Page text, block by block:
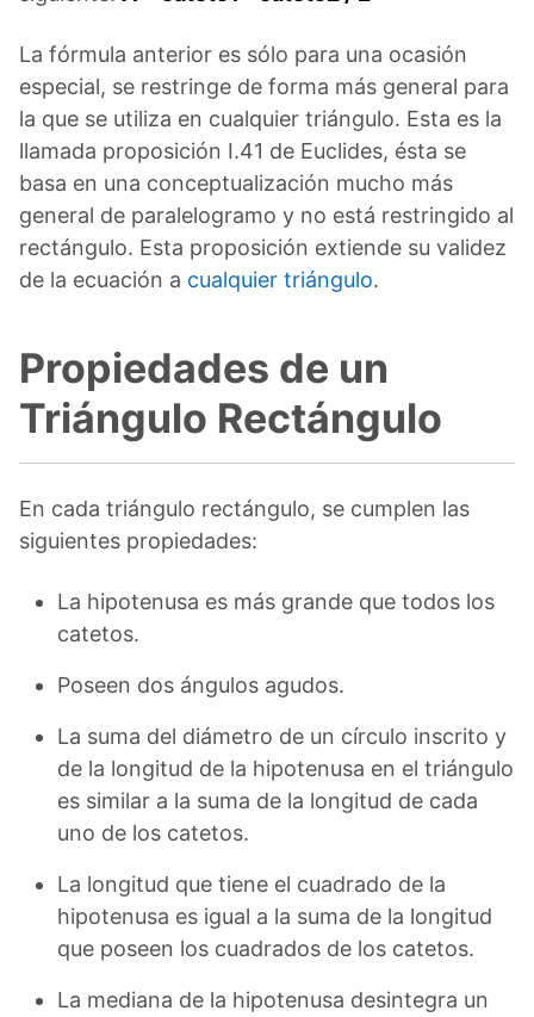
La fórmula anterior es sólo para una ocasión
especial, se restringe de forma más general para
la que se utiliza en cualquier triángulo. Esta es la
llamada proposición I.41 de Euclides, ésta se
basa en una conceptualización mucho más
general de paralelogramo y no está restringido al
rectángulo. Esta proposición extiende su validez
de la ecuación a cualquier triángulo.
Propiedades de un
Triángulo Rectángulo
En cada triángulo rectángulo, se cumplen las
siguientes propiedades:
La hipotenusa es más grande que todos los
catetos.
Poseen dos ángulos agudos.
La suma del diámetro de un círculo inscrito y
de la longitud de la hipotenusa en el triángulo
es similar a la suma de la longitud de cada
uno de los catetos.
La longitud que tiene el cuadrado de la
hipotenusa es igual a la suma de la longitud
que poseen los cuadrados de los catetos.
La mediana de la hipotenusa desintegra un